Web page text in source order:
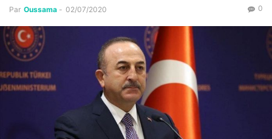
Par Oussama - 02/07/2020 0